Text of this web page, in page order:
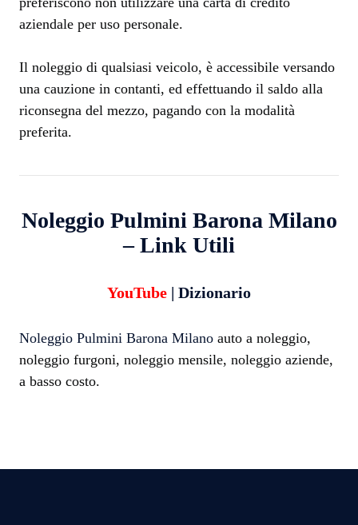
aziendale per uso personale.
Il noleggio di qualsiasi veicolo, è accessibile versando
una cauzione in contanti, ed effettuando il saldo alla
riconsegna del mezzo, pagando con la modalità
preferita.
Noleggio Pulmini Barona Milano
– Link Utili
YouTube | Dizionario
Noleggio Pulmini Barona Milano auto a noleggio,
noleggio furgoni, noleggio mensile, noleggio aziende,
a basso costo.